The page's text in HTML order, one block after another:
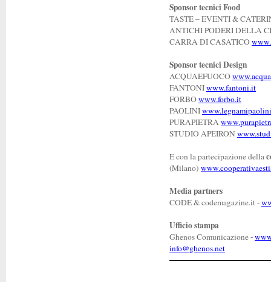
Sponsor tecnici Food
TASTE – EVENTI &
ANTICHI PODERI DELLA
CARRA DI CASATICO
Sponsor tecnici Design
ACQUAEFUOCO
FANTONIwww.fantoni.it
FORBOwww.forbo.it
PAOLINI
PURAPIETRA
STUDIO APEIRON
E con la partecipazione della
(Milano)
Media partners
CODE & codemagazine.it -
Ufficio stampa
Ghenos Comunicazione -
info@ghenos.net